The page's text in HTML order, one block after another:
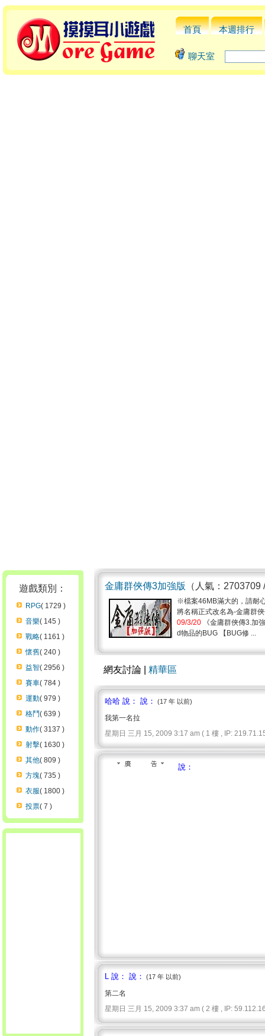
首頁 本週排行
聊天室
遊戲類別：
RPG( 1729 )
音樂( 145 )
戰略( 1161 )
懷舊( 240 )
益智( 2956 )
賽車( 784 )
運動( 979 )
格鬥( 639 )
動作( 3137 )
射擊( 1630 )
其他( 809 )
方塊( 735 )
衣服( 1800 )
投票( 7 )
金庸群俠傳3加強版 （人氣：
※檔案46MB滿大的，請耐
將名稱正式改名為-金庸群
09/3/20 《金庸群俠傳3.加
d物品的BUG 【BUG修 ...
網友討論 | 精華區
哈哈 說： 說： (17 年 以前)
我第一名拉
星期日 三月 15, 2009 3:17 am ( 1 樓 , IP:
說：
L 說： 說： (17 年 以前)
第二名
星期日 三月 15, 2009 3:37 am ( 2 樓 , IP: